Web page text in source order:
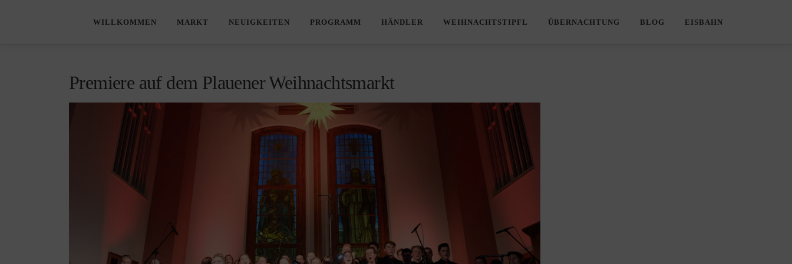
WILLKOMMEN MARKT NEUIGKEITEN PROGRAMM HÄNDLER WEIHNACHTSTIPFL ÜBERNACHTUNG BLOG EISBAHN
Premiere auf dem Plauener Weihnachtsmarkt